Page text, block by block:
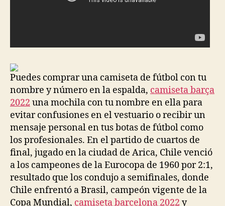
Puedes comprar una camiseta de fútbol con tu
nombre y número en la espalda, camiseta barça
2022 una mochila con tu nombre en ella para
evitar confusiones en el vestuario o recibir un
mensaje personal en tus botas de fútbol como
los profesionales. En el partido de cuartos de
final, jugado en la ciudad de Arica, Chile venció
a los campeones de la Eurocopa de 1960 por 2:1,
resultado que los condujo a semifinales, donde
Chile enfrentó a Brasil, campeón vigente de la
Copa Mundial, camiseta barcelona 2022 y